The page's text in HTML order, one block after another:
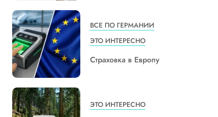
ВСЕ ПО ГЕРМАНИИ
ЭТО ИНТЕРЕСНО
Страховка в Европу
ЭТО ИНТЕРЕСНО